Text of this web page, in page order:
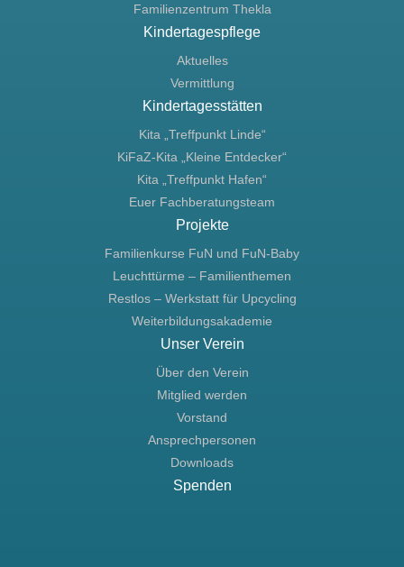
Familienzentrum Thekla
Kindertagespflege
Aktuelles
Vermittlung
Kindertagesstätten
Kita „Treffpunkt Linde“
KiFaZ-Kita „Kleine Entdecker“
Kita „Treffpunkt Hafen“
Euer Fachberatungsteam
Projekte
Familienkurse FuN und FuN-Baby
Leuchttürme – Familienthemen
Restlos – Werkstatt für Upcycling
Weiterbildungsakademie
Unser Verein
Über den Verein
Mitglied werden
Vorstand
Ansprechpersonen
Downloads
Spenden